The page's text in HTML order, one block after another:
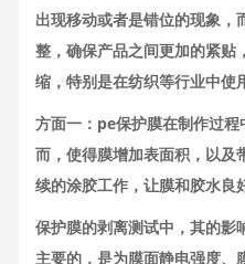
出现移动或者是错位的现象，
整，确保产品之间更加的紧贴
缩，特别是在纺织等行业中使
方面一：pe保护膜在制作过
而，使得膜增加表面积，以及
续的涂胶工作，让膜和胶水良
保护膜的剥离测试中，其的影
主要的，是为膜面静电强度、